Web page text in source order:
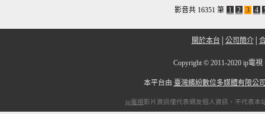
影音共 16351 筆 1 2 3 4
關於本台 公司簡介│
Copyright©2011-2020 ip電
本平台由 臺灣繽紛數位多媒體有限公
ip電視影片資訊僅代表網友個人資訊，不代表本